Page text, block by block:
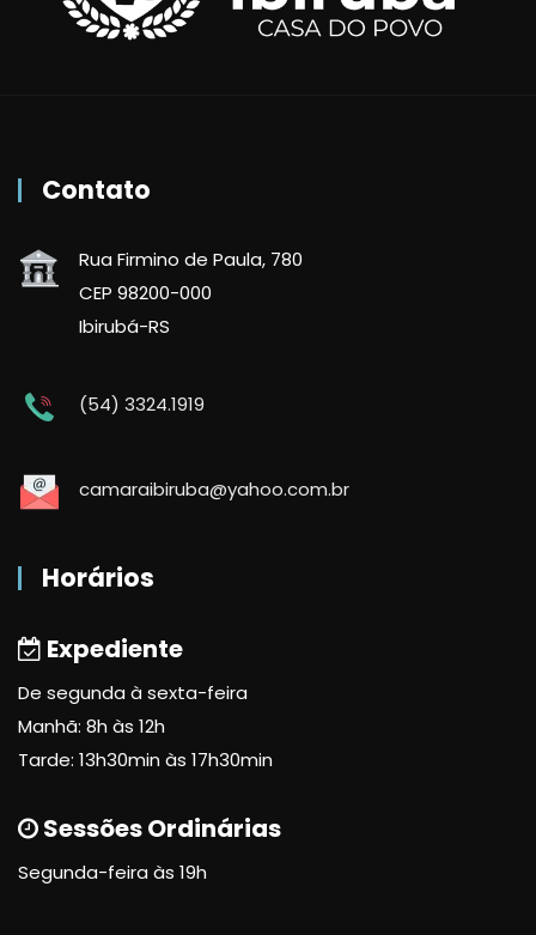
Contato
Rua Firmino de Paula, 780
CEP 98200-000
Ibirubá-RS
(54) 3324.1919
camaraibiruba@yahoo.com.br
Horários
Expediente
De segunda à sexta-feira
Manhã: 8h às 12h
Tarde: 13h30min às 17h30min
Sessões Ordinárias
Segunda-feira às 19h